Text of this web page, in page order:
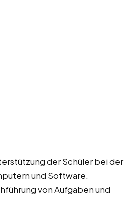
der Schüler bei der
und Software.
von Aufgaben und